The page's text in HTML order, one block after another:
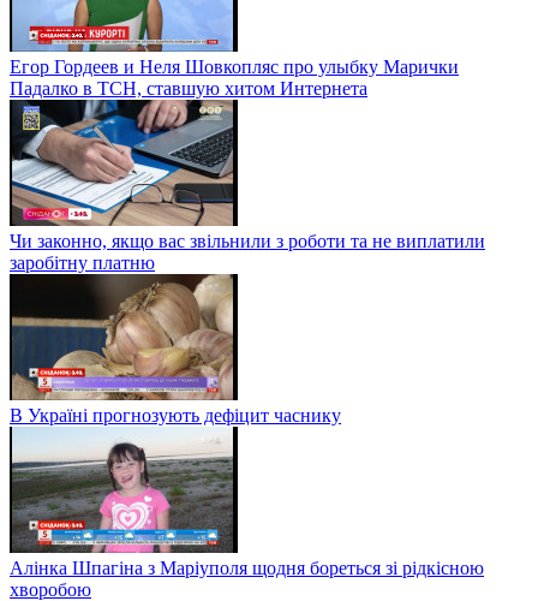
Егор Гордеев и Неля Шовкопляс про улыбку Марички
Падалко в ТСН, ставшую хитом Интернета
Чи законно, якщо вас звільнили з роботи та не виплатили
заробітну платню
В Україні прогнозують дефіцит часнику
Алінка Шпагіна з Маріуполя щодня бореться зі рідкісною
хворобою